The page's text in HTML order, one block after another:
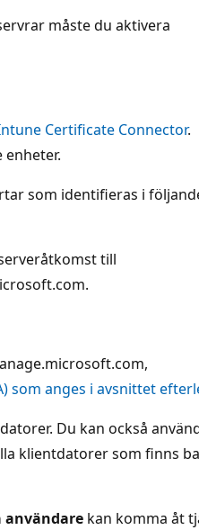
måste du aktivera
Certificate Connector.
som identifieras i
till
som anges i avsnittet
Du kan också
klientdatorer som finns
användare kan komma åt